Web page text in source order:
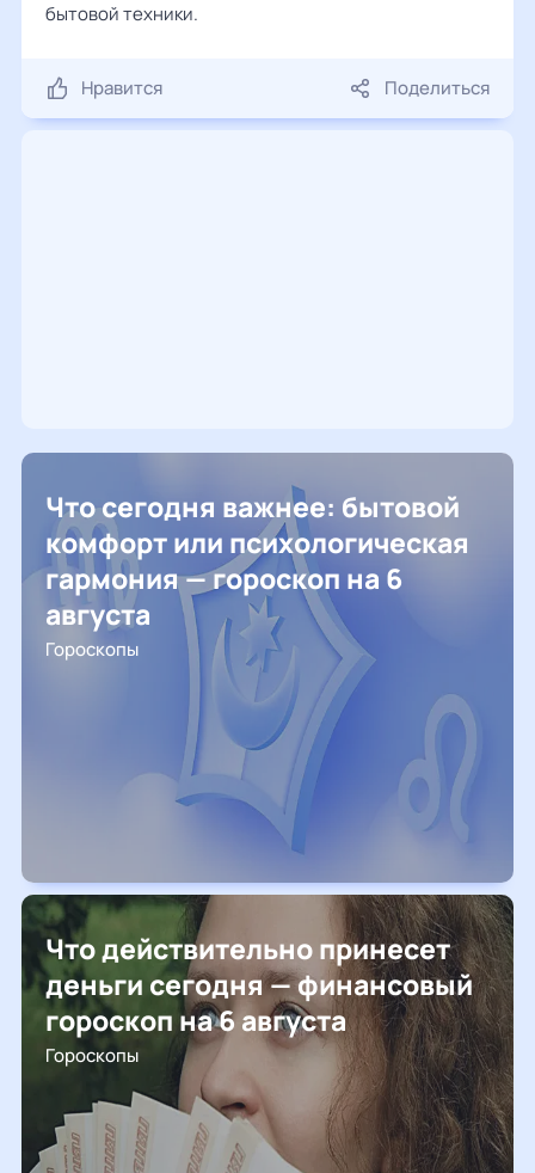
бытовой техники.
Нравится Поделиться
Что сегодня важнее: бытовой
комфорт или психологическая
гармония — гороскоп на 6
августа
Гороскопы
Что действительно принесет
деньги сегодня — финансовый
гороскоп на 6 августа
Гороскопы